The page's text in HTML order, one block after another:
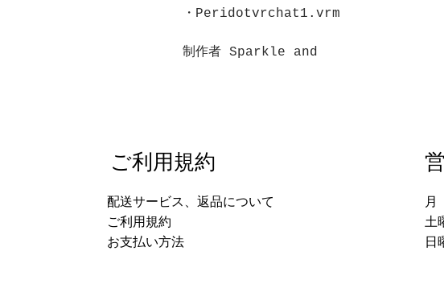
・Peridotvrchat1.vrm
制作者 Sparkle and
ご利用規約
​配送サービス、返品について
​ご利用規約
​お支払い方法
土